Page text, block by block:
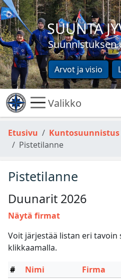
SUUNTA
Suunnistuksen
Arvot ja visio
Valikko
Etusivu Kuntosuunnistus
Pistetilanne
Pistetilanne
Duunarit 2026
Näytä firmat
Voit järjestää listan eri
klikkaamalla.
#
Nimi Firma